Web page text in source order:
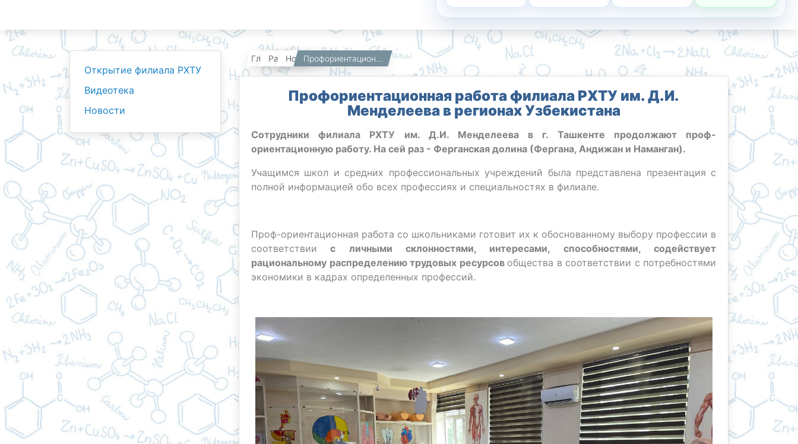
Открытие филиала РХТУ
Видеотека
Новости
Главная Работникам Новости Профориентационная работа филиала РХТУ им. Д.И. Менделеева в регионах Узбекистана
Профориентационная работа филиала РХТУ им. Д.И.
Менделеева в регионах Узбекистана
Сотрудники филиала РХТУ им. Д.И. Менделеева в г. Ташкенте продолжают проф-
ориентационную работу. На сей раз - Ферганская долина (Фергана, Андижан и Наманган).
Учащимся школ и средних профессиональных учреждений была представлена презентация с
полной информацией обо всех профессиях и специальностях в филиале.
Проф-ориентационная работа со школьниками готовит их к обоснованному выбору профессии в
соответствии с личными склонностями, интересами, способностями, содействует
рациональному распределению трудовых ресурсов общества в соответствии с потребностями
экономики в кадрах определенных профессий.